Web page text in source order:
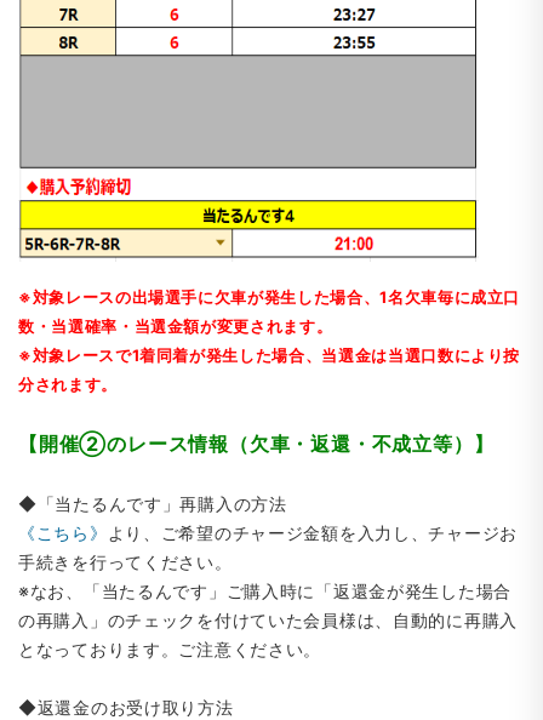
※対象レースの出場選手に欠車が発生した場合、1名欠車毎に成立口
数・当選確率・当選金額が変更されます。
※対象レースで1着同着が発生した場合、当選金は当選口数により按
分されます。
【開催②のレース情報（欠車・返還・不成立等）】
◆「当たるんです」再購入の方法
《こちら》
より、ご希望のチャージ金額を入力し、チャージお
手続きを行ってください。
※なお、「当たるんです」ご購入時に「返還金が発生した場合
の再購入」のチェックを付けていた会員様は、自動的に再購入
となっております。ご注意ください。
◆返還金のお受け取り方法